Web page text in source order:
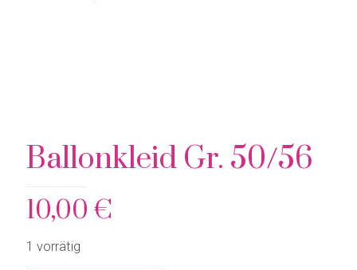
Ballonkleid Gr. 50/56
10,00 €
1 vorrätig